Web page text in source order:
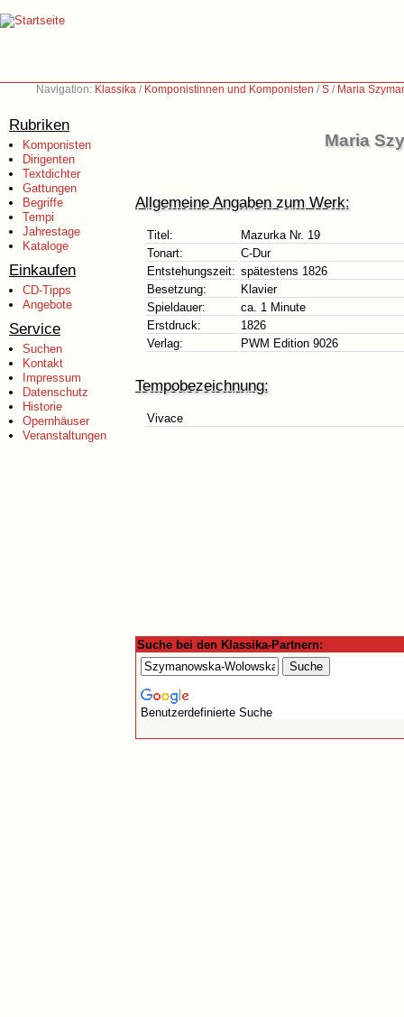
Navigation: Klassika / Komponistinnen und Komponisten /S / Maria
Rubriken
Komponisten
Dirigenten
Textdichter
Gattungen
Begriffe
Tempi
Jahrestage
Kataloge
Einkaufen
CD-Tipps
Angebote
Service
Suchen
Kontakt
Impressum
Datenschutz
Historie
Opernhäuser
Veranstaltungen
Maria
Allgemeine Angaben zum Werk:
Titel:
Mazurka Nr. 19
Tonart:
C-Dur
Entstehungszeit: spätestens 1826
Besetzung:
Klavier
Spieldauer:
ca. 1 Minute
Erstdruck:
1826
Verlag:
PWM Edition 9026
Tempobezeichnung:
Vivace
Suche bei den Klassika-Partnern:
Benutzerdefinierte Suche